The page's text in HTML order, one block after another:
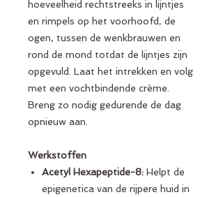
hoeveelheid rechtstreeks in lijntjes
en rimpels op het voorhoofd, de
ogen, tussen de wenkbrauwen en
rond de mond totdat de lijntjes zijn
opgevuld. Laat het intrekken en volg
met een vochtbindende crème.
Breng zo nodig gedurende de dag
opnieuw aan.
Werkstoffen
Acetyl Hexapeptide-8: Helpt de
epigenetica van de rijpere huid in